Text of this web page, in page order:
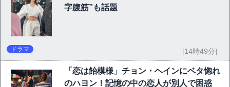
字腹筋”も話題
ドラマ [14時49分]
「恋は飴模様」チョン・ヘインにベタ惚れ
のハヨン！記憶の中の恋人が別人で困惑